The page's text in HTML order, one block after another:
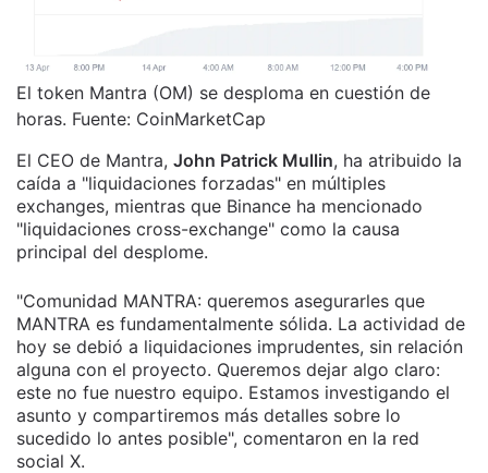
El token Mantra (OM) se desploma en cuestión de
horas. Fuente: CoinMarketCap
El CEO de Mantra, John Patrick Mullin, ha atribuido la
caída a "liquidaciones forzadas" en múltiples
exchanges, mientras que Binance ha mencionado
"liquidaciones cross-exchange" como la causa
principal del desplome.
"Comunidad MANTRA: queremos asegurarles que
MANTRA es fundamentalmente sólida. La actividad de
hoy se debió a liquidaciones imprudentes, sin relación
alguna con el proyecto. Queremos dejar algo claro:
este no fue nuestro equipo. Estamos investigando el
asunto y compartiremos más detalles sobre lo
sucedido lo antes posible", comentaron en la red
social X.